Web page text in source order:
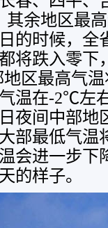
余地区最
的时候，全
将跌入零下
区最高气
温在-2℃左
夜间中部
部最低气
会进一步
的样子。